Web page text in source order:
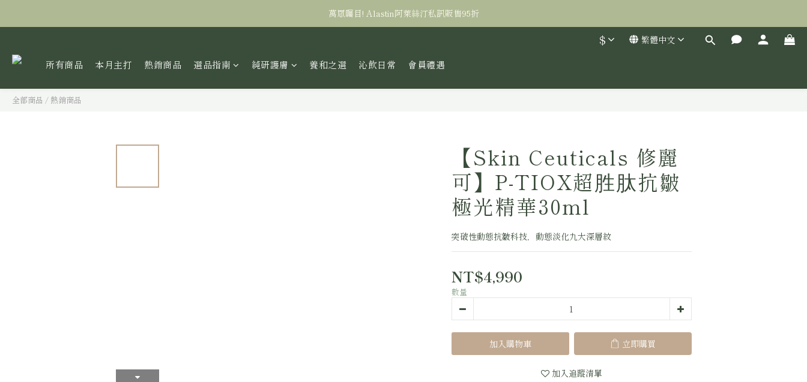
全台滿三千免運！
萬眾矚目! Alastin阿萊絲汀私訊販售95折
$ 繁體中文
所有商品 本月主打 熱銷商品 選品指南 純研護膚 養和之選 沁飲日常 會員禮遇
全部商品 / 熱銷商品
【Skin Ceuticals 修麗
可】P-TIOX超胜肽抗皺
極光精華30ml
突破性動態抗皺科技，動態淡化九大深層紋
NT$4,990
數量
加入購物車 立即購買
加入追蹤清單